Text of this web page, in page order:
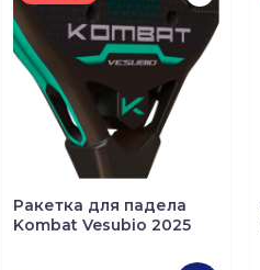
Ракетка для падела
Kombat Vesubio 2025